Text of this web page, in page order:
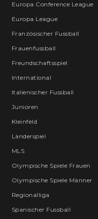
Europa Conference League
Europa League
Französischer Fussball
Frauenfussball
Freundschaftsspiel
International
Italienischer Fussball
Junioren
Kleinfeld
Länderspiel
MLS
Olympische Spiele Frauen
Olympische Spiele Männer
Regionalliga
Spanischer Fussball